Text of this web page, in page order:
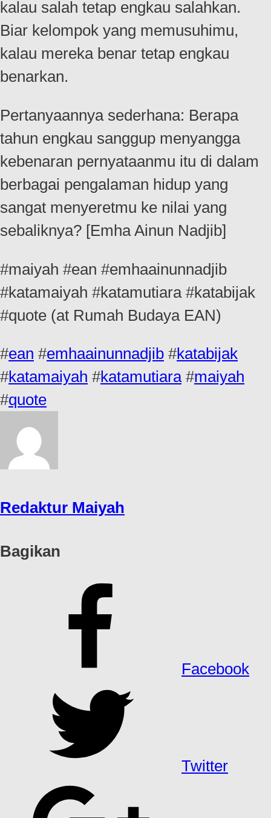
kalau salah tetap engkau salahkan.
Biar kelompok yang memusuhimu,
kalau mereka benar tetap engkau
benarkan.
Pertanyaannya sederhana: Berapa
tahun engkau sanggup menyangga
kebenaran pernyataanmu itu di dalam
berbagai pengalaman hidup yang
sangat menyeretmu ke nilai yang
sebaliknya? [Emha Ainun Nadjib]
#maiyah #ean #emhaainunnadjib
#katamaiyah #katamutiara #katabijak
#quote (at Rumah Budaya EAN)
#ean #emhaainunnadjib #katabijak
#katamaiyah #katamutiara#maiyah
#quote
Redaktur Maiyah
Bagikan
Facebook
Twitter